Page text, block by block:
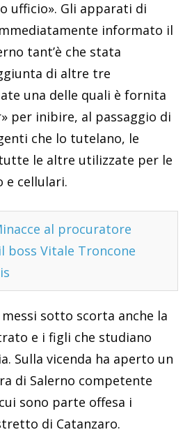
ufficio». Gli apparati di
informato il
tant’è che stata
di altre tre
una delle quali è fornita
per inibire, al passaggio di
che lo tutelano, le
le altre utilizzate per le
e cellulari.
al procuratore
boss Vitale Troncone
sotto scorta anche la
e i figli che studiano
Sulla vicenda ha aperto un
di Salerno competente
sono parte offesa i
di Catanzaro.